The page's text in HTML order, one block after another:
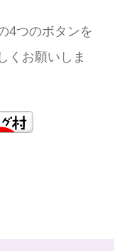
4つのボタンを
くお願いしま